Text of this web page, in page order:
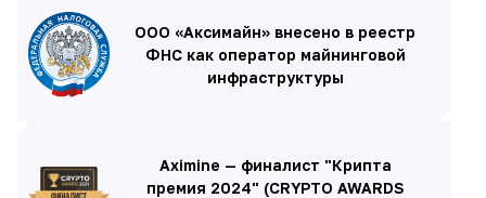
ООО «Аксимайн» внесено в реестр
ФНС как оператор майнинговой
инфраструктуры
Aximine — финалист "Крипта
премия 2024" (CRYPTO AWARDS